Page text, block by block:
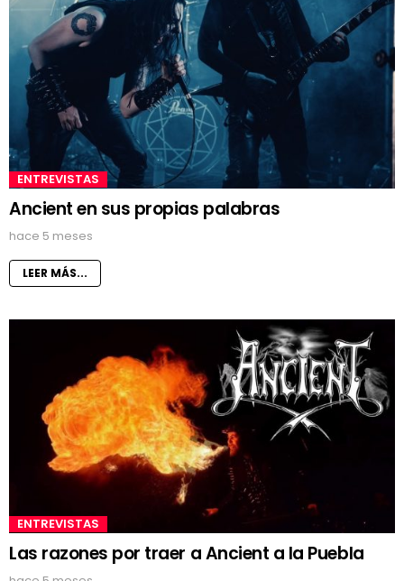
ENTREVISTAS
Ancient en sus propias palabras
hace 5 meses
LEER MÁS...
ENTREVISTAS
Las razones por traer a Ancient a la Puebla